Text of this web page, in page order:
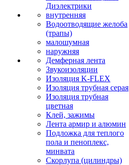
Диэлектрики
внутренняя
Водоотводящие желоба
(трапы)
малошумная
наружняя
Демферная лента
Звукоизоляции
Изоляция K-FLEX
Изоляция трубная серая
Изоляция трубная
цветная
Клей, зажимы
Лента армир и алюмин
Подложка для теплого
пола и пеноплекс,
минвата
Скорлупа (цилиндры)